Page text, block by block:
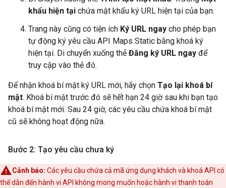
khẩu hiện tại chứa mật khẩu ký URL hiện tại của bạn.
Trang này cũng có tiện ích Ký URL ngay cho phép bạn
tự động ký yêu cầu API Maps Static bằng khoá ký
hiện tại. Di chuyển xuống thẻ Đăng ký URL ngay để
truy cập vào thẻ đó.
Để nhận khoá bí mật ký URL mới, hãy chọn Tạo lại khoá bí
mật. Khoá bí mật trước đó sẽ hết hạn 24 giờ sau khi bạn tạo
khoá bí mật mới. Sau 24 giờ, các yêu cầu chứa khoá bí mật
cũ sẽ không hoạt động nữa.
Bước 2: Tạo yêu cầu chưa ký
Cảnh báo: Các yêu cầu chứa cả mã ứng dụng khách và khoá API có
thể dẫn đến hành vi API không mong muốn hoặc hành vi thanh toán